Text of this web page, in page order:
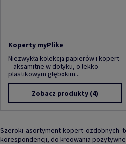
Koperty myPlike
Niezwykła kolekcja papierów i kopert
– aksamitne w dotyku, o lekko
plastikowym głębokim...
Zobacz produkty (4)
Szeroki asortyment kopert ozdobnych
korespondencji, do kreowania